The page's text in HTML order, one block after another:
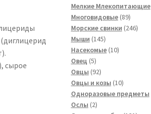
сырое
товаров
Мелкие Млекопитающие
Многовидовые 8989
товаров
Морские свинки 246246
Мыши 145145
товаров
Насекомые 1010
Овец 55
товаров
Овцы 9292
товара
Овцы и козы 1010
товаров
Одноразовые предметы
Ослы 22